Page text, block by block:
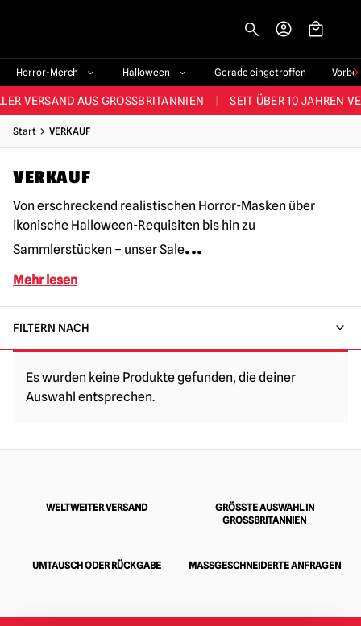
Horror-Merch Halloween Gerade eingetroffen
SORTIMENT IM VEREINIGTEN KÖNIGREICH | ÜBER 60.000
VERSAND AUS GROSSBRITANNIEN SEIT ÜBER 10 JAHREN
JEDE WOCHE NEUE HORROR-FANARTIKEL
SORTIMENT IM VEREINIGTEN KÖNIGREICH
Start VERKAUF
VERKAUF
Von erschreckend realistischen Horror-Masken über
ikonische Halloween-Requisiten bis hin zu
Sammlerstücken – unser Sale...
Mehr lesen
FILTERN NACH
Es wurden keine Produkte gefunden, die deiner
Auswahl entsprechen.
WELTWEITER VERSAND
GRÖSSTE AUSWAHL IN G
ROSSBRITANNIEN
UMTAUSCH ODER RÜCKGABE MASSGESCHNEIDERTE ANFRAGEN